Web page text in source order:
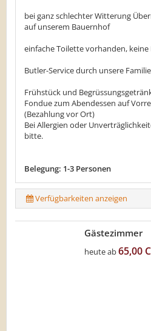
bei ganz schlechter Witterung
auf unserem Bauernhof
​einfache Toilette vorhanden, keine
Butler-Service durch unsere Familie
Frühstück und
Fondue zum Abendessen auf
(Bezahlung vor Ort)
Bei Allergien oder
bitte.
Belegung: 1-3 Personen
Verfügbarkeiten anzeigen
Gästezimmer
heute ab65,00